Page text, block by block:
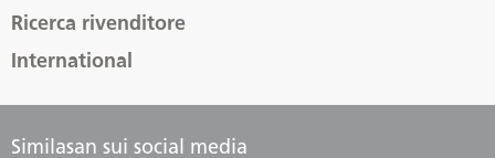
Ricerca rivenditore
International
Similasan sui social media